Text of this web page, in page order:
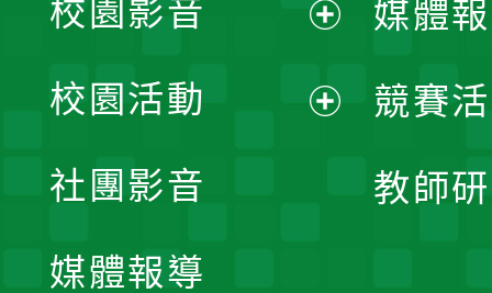
媒體
競賽
教師
校園影音
開
校園活動
社團影音
媒體報導